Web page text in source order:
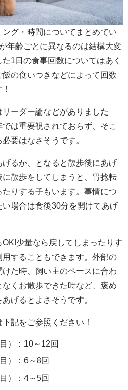
グ・時間についてまとめてい
年齢ごとに異なるのは結構大変
1日の食事回数についてはあく
の食いつきなどによって回数
ーダー論などがありました
は重要視されておらず、そこ
要はなさそうです。
るか、となると散歩後にあげ
散歩をしてしまうと、胃捻転
りする子もいます。事情につ
場合は食後30分を開けてあげ
少量なら戻してしまったりす
することもできます。外部の
た時、飼い主のペースに合わ
くお散歩できた時など、褒め
げるとよさそうです。
記をご参照ください！
）：10～12回
）：6～8回
）：4～5回